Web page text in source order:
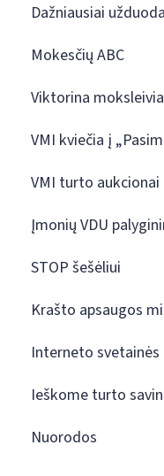
Dažniausiai
Mokesčių ABC
Viktorina
VMI kviečia į
VMI turto aukcionai
Įmonių VDU
STOP šešėliui
Krašto apsaugos
Interneto
Ieškome turto
Nuorodos